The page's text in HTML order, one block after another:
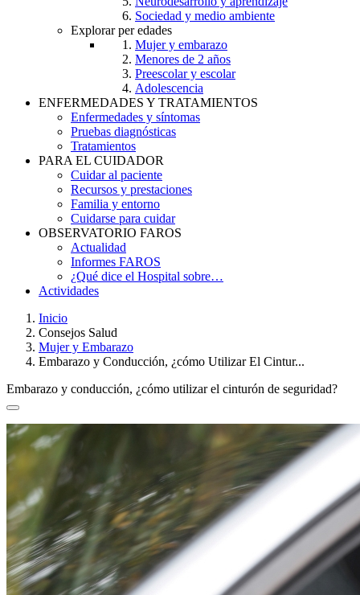
Sociedad y medio ambiente
Explorar per edades
Mujer y embarazo
Menores de 2 años
Preescolar y escolar
Adolescencia
ENFERMEDADES Y TRATAMIENTOS
Enfermedades y síntomas
Pruebas diagnósticas
Tratamientos
PARA EL CUIDADOR
Cuidar al paciente
Recursos y prestaciones
Familia y entorno
Cuidarse para cuidar
OBSERVATORIO FAROS
Actualidad
Informes FAROS
¿Qué dice el Hospital sobre…
Actividades
Breadcrumb
Inicio
Consejos Salud
Mujer y Embarazo
Embarazo y Conducción, ¿cómo Utilizar El Cintur...
Embarazo y conducción, ¿cómo utilizar el cinturón de seguridad?